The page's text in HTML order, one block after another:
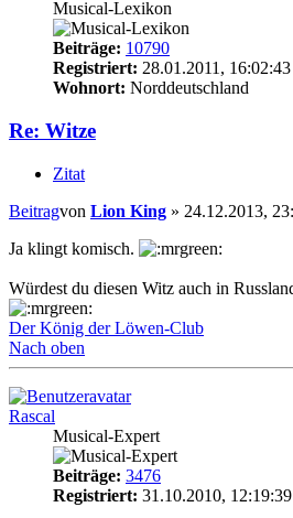
Musical-Lexikon
Beiträge: 10790
Registriert: 28.01.2011, 16:02:43
Wohnort: Norddeutschland
Re: Witze
Zitat
Beitragvon Lion King » 24.12.2013,
Ja klingt komisch.
Würdest du diesen Witz auch in
Der König der Löwen-Club
Nach oben
Rascal
Musical-Expert
Beiträge: 3476
Registriert: 31.10.2010, 12:19:39